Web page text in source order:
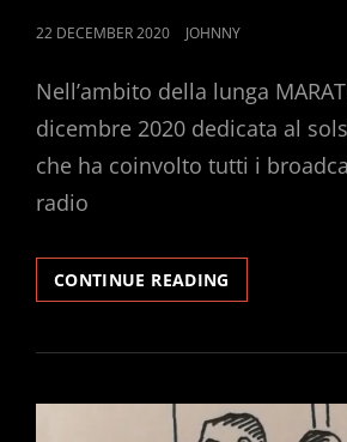
POSTED
22 DECEMBER 2020 JOHNNY
Nell’ambito della lunga
dicembre 2020 dedicata al
che ha coinvolto tutti i
radio
CONTINUE READING
SPACE
ALEX
–
“ANCHE